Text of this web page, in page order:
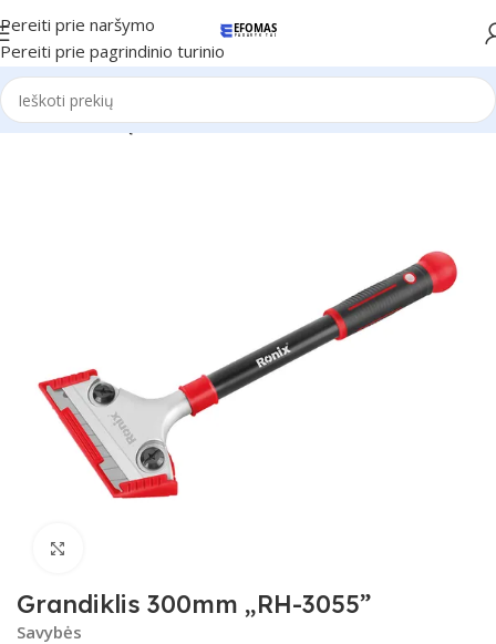
Pereiti prie naršymo
Pereiti prie pagrindinio turinio
Pradžia Ronix Įrankiai
Grandiklis 300mm „RH-3055”
Savybės